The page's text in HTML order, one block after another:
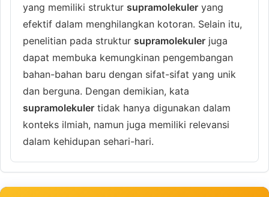
yang memiliki struktur supramolekuler yang
efektif dalam menghilangkan kotoran. Selain itu,
penelitian pada struktur supramolekuler juga
dapat membuka kemungkinan pengembangan
bahan-bahan baru dengan sifat-sifat yang unik
dan berguna. Dengan demikian, kata
supramolekuler tidak hanya digunakan dalam
konteks ilmiah, namun juga memiliki relevansi
dalam kehidupan sehari-hari.